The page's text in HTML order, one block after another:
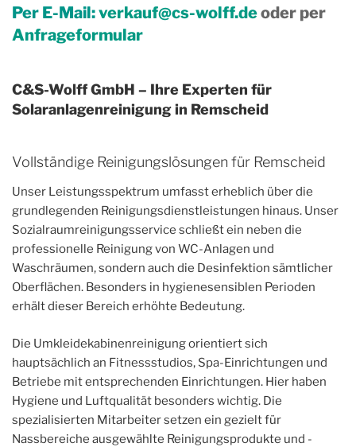
Per E-Mail:verkauf@cs-wolff.deoder per
Anfrageformular
C&S-Wolff GmbH – Ihre Experten für
Solaranlagenreinigung in Remscheid
Vollständige Reinigungslösungen für Remscheid
Unser Leistungsspektrum umfasst erheblich über die
grundlegenden Reinigungsdienstleistungen hinaus. Unser
Sozialraumreinigungsservice schließt ein neben die
professionelle Reinigung von WC-Anlagen und
Waschräumen, sondern auch die Desinfektion sämtlicher
Oberflächen. Besonders in hygienesensiblen Perioden
erhält dieser Bereich erhöhte Bedeutung.
Die Umkleidekabinenreinigung orientiert sich
hauptsächlich an Fitnessstudios, Spa-Einrichtungen und
Betriebe mit entsprechenden Einrichtungen. Hier haben
Hygiene und Luftqualität besonders wichtig. Die
spezialisierten Mitarbeiter setzen ein gezielt für
Nassbereiche ausgewählte Reinigungsprodukte und -